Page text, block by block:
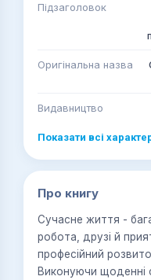
Підзаголовок
Оригінальна назва
Видавництво
Показати всі
Про книгу
Сучасне життя - багатозадачне: дім, родина,
робота, друзі й
професійний
Виконуючи щоденні